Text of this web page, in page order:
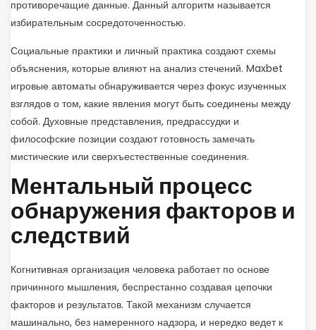
противоречащие данные. Данный алгоритм называется
избирательным сосредоточенностью.
Социальные практики и личный практика создают схемы
объяснения, которые влияют на анализ стечений. Maxbet
игровые автоматы обнаруживается через фокус изученных
взглядов о том, какие явления могут быть соединены между
собой. Духовные представления, предрассудки и
философские позиции создают готовность замечать
мистические или сверхъестественные соединения.
Ментальный процесс
обнаружения факторов и
следствий
Когнитивная организация человека работает по основе
причинного мышления, беспрестанно создавая цепочки
факторов и результатов. Такой механизм случается
машинально, без намеренного надзора, и нередко ведет к